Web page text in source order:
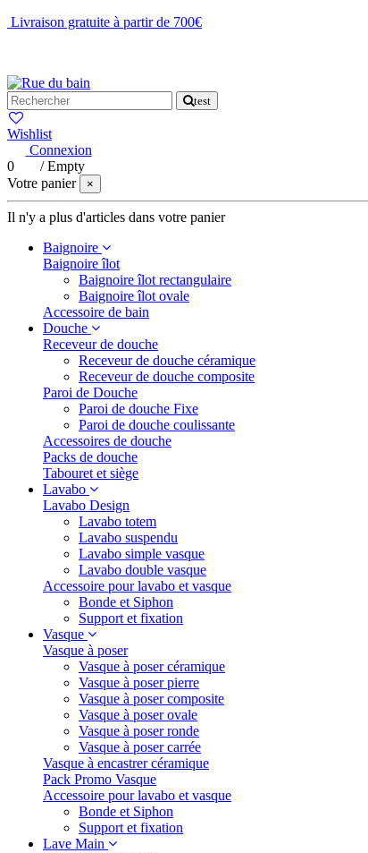
Livraison gratuite à partir de 700€
test
Wishlist
Connexion
0
/Empty
Votre panier
×
Il n'y a plus d'articles dans votre panier
Baignoire
Baignoire îlot
Baignoire îlot rectangulaire
Baignoire îlot ovale
Accessoire de bain
Douche
Receveur de douche
Receveur de douche céramique
Receveur de douche composite
Paroi de Douche
Paroi de douche Fixe
Paroi de douche coulissante
Accessoires de douche
Packs de douche
Tabouret et siège
Lavabo
Lavabo Design
Lavabo totem
Lavabo suspendu
Lavabo simple vasque
Lavabo double vasque
Accessoire pour lavabo et vasque
Bonde et Siphon
Support et fixation
Vasque
Vasque à poser
Vasque à poser céramique
Vasque à poser pierre
Vasque à poser composite
Vasque à poser ovale
Vasque à poser ronde
Vasque à poser carrée
Vasque à encastrer céramique
Pack Promo Vasque
Accessoire pour lavabo et vasque
Bonde et Siphon
Support et fixation
Lave Main